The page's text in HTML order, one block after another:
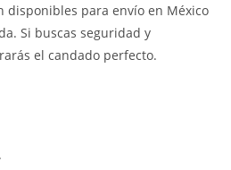
disponibles para envío en México
Si buscas seguridad y
el candado perfecto.